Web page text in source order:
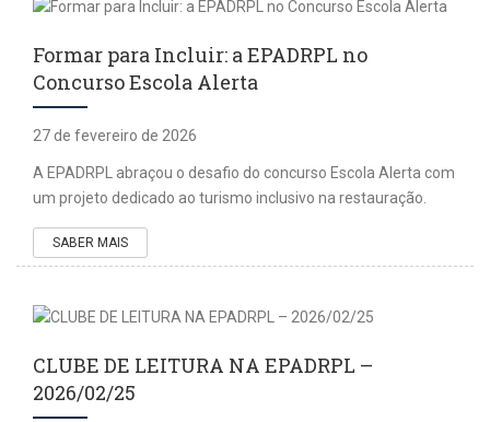
Formar para Incluir: a EPADRPL no
Concurso Escola Alerta
27 de fevereiro de 2026
A EPADRPL abraçou o desafio do concurso Escola Alerta com
um projeto dedicado ao turismo inclusivo na restauração.
SABER MAIS
CLUBE DE LEITURA NA EPADRPL –
2026/02/25